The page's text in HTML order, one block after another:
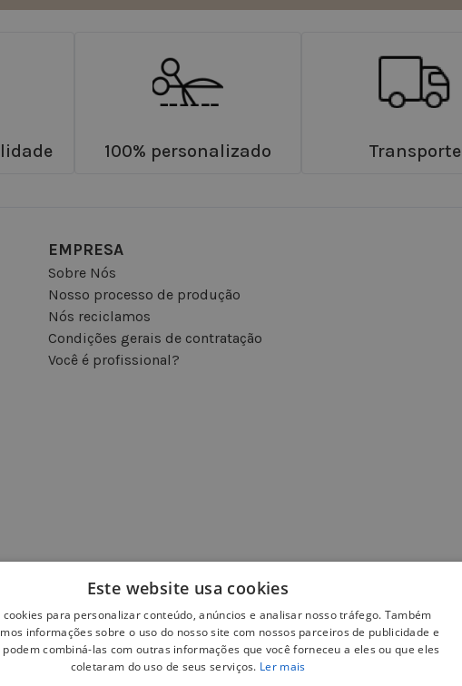
100% personalizado Transporte
EMPRESA
Sobre Nós
Nosso processo de produção
Nós reciclamos
Condições gerais de contratação
Você é profissional?
Este website usa cookies
para personalizar conteúdo, anúncios e analisar nosso tráfego. Também
informações sobre o uso do nosso site com nossos parceiros de publicidade e
combiná-las com outras informações que você forneceu a eles ou que eles
coletaram do uso de seus serviços. Ler mais